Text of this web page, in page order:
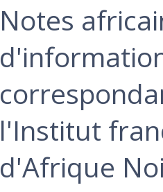
‎Notes
l'Institut
d'Afrique